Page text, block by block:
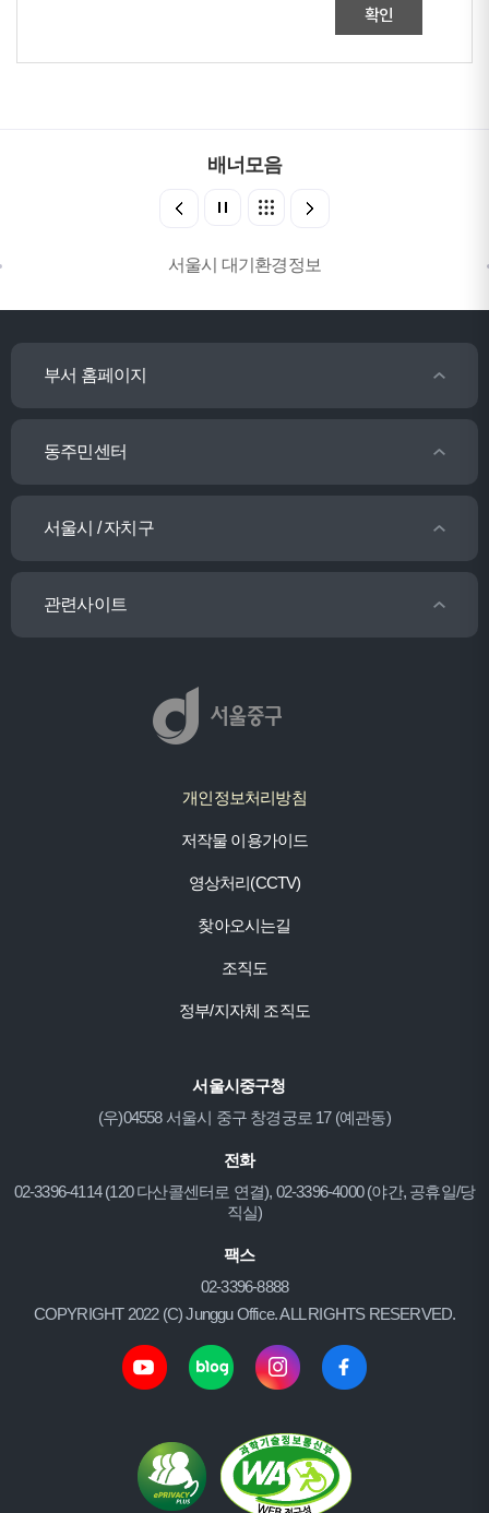
확인
배너모음
서울시 대기환경정보
부서 홈페이지
동주민센터
서울시 / 자치구
관련사이트
개인정보처리방침
저작물 이용가이드
영상처리(CCTV)
찾아오시는길
조직도
정부/지자체 조직도
서울시중구청
(우)04558 서울시 중구 창경궁로 17 (예관동)
전화
02-3396-4114 (120 다산콜센터로 연결), 02-3396-4000 (야간, 공휴일/당
직실)
팩스
02-3396-8888
COPYRIGHT 2022 (C) Junggu Office. ALL RIGHTS RESERVED.